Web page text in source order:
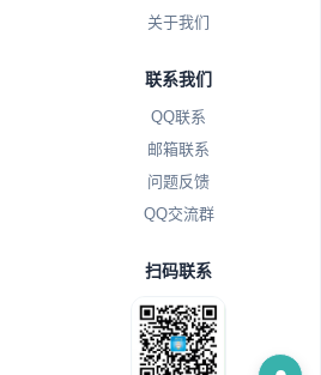
关于我们
联系我们
QQ联系
邮箱联系
问题反馈
QQ交流群
扫码联系